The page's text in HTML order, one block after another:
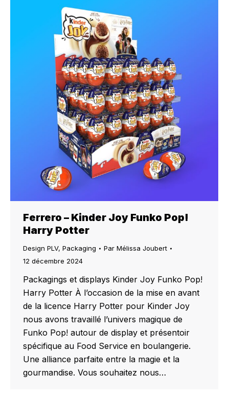
Ferrero – Kinder Joy Funko Pop!
Harry Potter
Design PLV, Packaging Par Mélissa Joubert
12 décembre 2024
Packagings et displays Kinder Joy Funko Pop!
Harry Potter À l’occasion de la mise en avant
de la licence Harry Potter pour Kinder Joy
nous avons travaillé l’univers magique de
Funko Pop! autour de display et présentoir
spécifique au Food Service en boulangerie.
Une alliance parfaite entre la magie et la
gourmandise. Vous souhaitez nous…